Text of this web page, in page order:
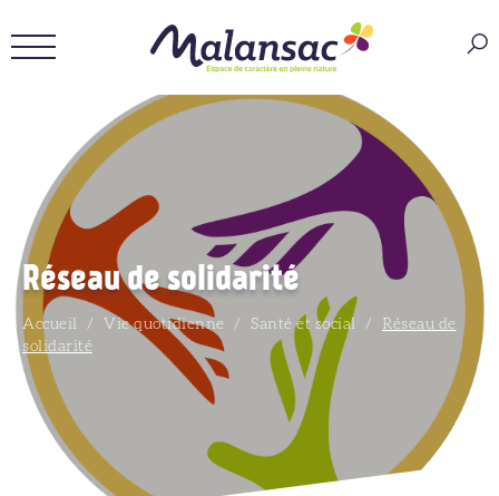
Réseau de solidarité
Accueil / Vie quotidienne / Santé et social /
Réseau de
solidarité